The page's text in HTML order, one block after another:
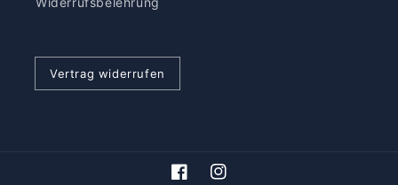
Vertrag widerrufen
FacebookInstagram